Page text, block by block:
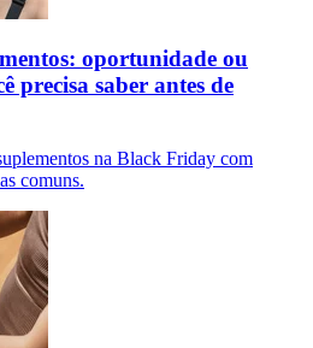
oportunidade ou
precisa saber antes de
na Black Friday com
comuns.